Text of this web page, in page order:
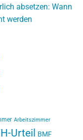
absetzen: Wann
werden
Arbeitszimmer
Urteil BMF